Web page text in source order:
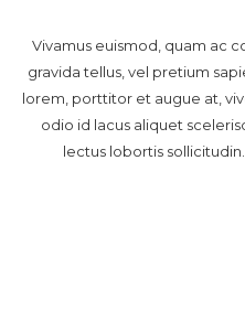
Vivamus euismod, quam ac
gravida tellus, vel pretium
lorem, porttitor et augue at,
odio id lacus aliquet
lectus lobortis